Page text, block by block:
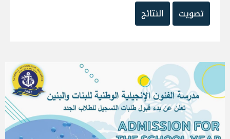
تصويت
النتائج